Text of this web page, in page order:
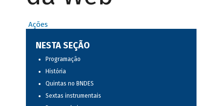
Ações
NESTA SEÇÃO
Programação
História
Quintas no BNDES
Sextas instrumentais